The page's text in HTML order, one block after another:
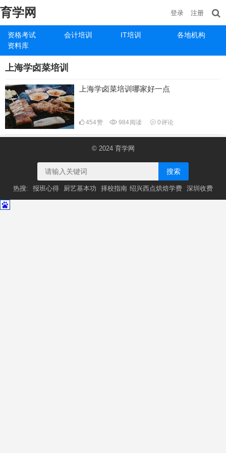
育学网
资格考试 会计培训 IT培训
各地机构
资料库
登录 注册
上海学卤菜培训
上海学卤菜培训哪家好一点
454赞 984阅读 0评论
© 2024 育学网
搜索
热搜: 报班心得 厨艺基本功 择校指南​ 绍兴西点烘焙学费 深圳收费